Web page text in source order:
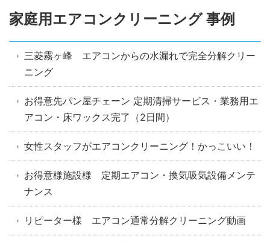
家庭用エアコンクリーニング 事例
三菱霧ヶ峰 エアコンからの水漏れで完全分解クリー
ニング
お得意先パン屋チェーン 定期清掃サービス・業務用エ
アコン・床ワックス完了（2日間）
女性スタッフがエアコンクリーニング！かっこいい！
お得意様施設様 定期エアコン・換気吸気設備メンテ
ナンス
リピーター様 エアコン通常分解クリーニング動画